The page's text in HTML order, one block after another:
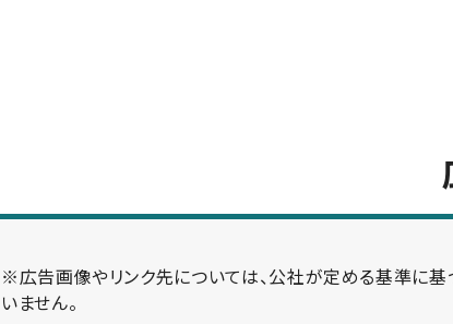
※広告画像やリンク先については、公社が定める基準に
いません。